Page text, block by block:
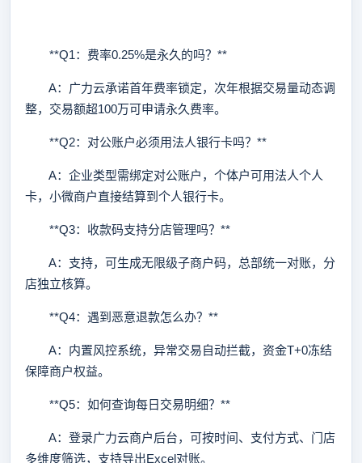
**Q1：费率0.25%是永久的吗？**
A：广力云承诺首年费率锁定，次年根据交易量动态调
整，交易额超100万可申请永久费率。
**Q2：对公账户必须用法人银行卡吗？**
A：企业类型需绑定对公账户，个体户可用法人个人
卡，小微商户直接结算到个人银行卡。
**Q3：收款码支持分店管理吗？**
A：支持，可生成无限级子商户码，总部统一对账，分
店独立核算。
**Q4：遇到恶意退款怎么办？**
A：内置风控系统，异常交易自动拦截，资金T+0冻结
保障商户权益。
**Q5：如何查询每日交易明细？**
A：登录广力云商户后台，可按时间、支付方式、门店
多维度筛选，支持导出Excel对账。